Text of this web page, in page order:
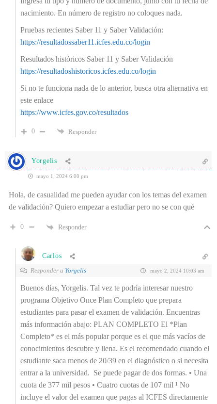
nacimiento. En número de registro no coloques nada.
Pruebas recientes Saber 11 y Saber Validación:
https://resultadossaber11.icfes.edu.co/login
Resultados históricos Saber 11 y Saber Validación
https://resultadoshistoricos.icfes.edu.co/login
Si no te funciona nada de lo anterior, busca otra alternativa en
este enlace
https://www.icfes.gov.co/resultados
0 Responder
Yorgelis
mayo 1, 2024 6:00 pm
Hola, de casualidad me pueden ayudar con los temas del examen
de validación? Quiero empezar a estudiar pero no se con qué
0 Responder
Carlos
Responder a Yorgelis mayo 2, 2024 10:03 am
Buenos días, Yorgelis. Tal vez te podría interesar nuestro
programa Objetivo Once Plan Completo que prepara
estudiantes para pasar el examen de validación. Encuentras
más información abajo: PLAN COMPLETO El *Plan
Completo* es el más popular porque es el que más vacíos de
conocimientos descubre y llena. Es el recomendado cuando el
estudiante saca menos de 20/39 en el diagnóstico o si necesita
entrar a la universidad. Se puede pagar de dos formas. • Una
cuota de 377 mil pesos • Cuatro cuotas de 107 mil ¹ No
incluye el valor del examen que pagas al ICFES directamente